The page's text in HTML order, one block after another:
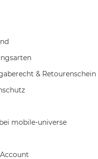
& Retourenschein
mobile-universe